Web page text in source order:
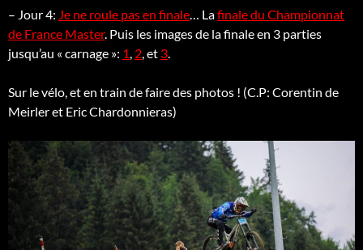
– Jour 4: Je ne roule pas en finale… Lafinale du Championnat
de France Master. Puis les images de la finale en 3 parties
jusqu’au « carnage »: 1, 2, et 3.
Sur le vélo, et en train de faire des photos ! (C.P: Corentin de
Meirler et Eric Chardonnieras)